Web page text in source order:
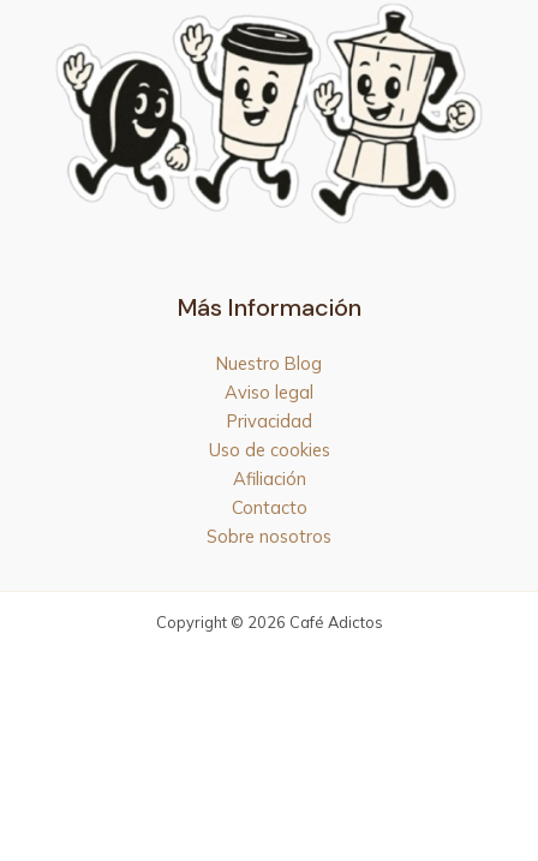
Más Información
Nuestro Blog
Aviso legal
Privacidad
Uso de cookies
Afiliación
Contacto
Sobre nosotros
Copyright © 2026 Café Adictos